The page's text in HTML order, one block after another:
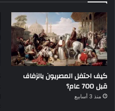
كيف احتفل المصريون بالزفاف
قبل 700 عام؟
منذ 3 أسابيع